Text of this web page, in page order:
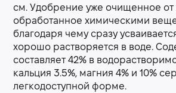
см. Удобрение уже очищенное от
обработанное химическими
благодаря чему сразу
хорошо растворяется в воде.
составляет 42% в
кальция 3.5%, магния 4% и 10%
легкодоступной форме.